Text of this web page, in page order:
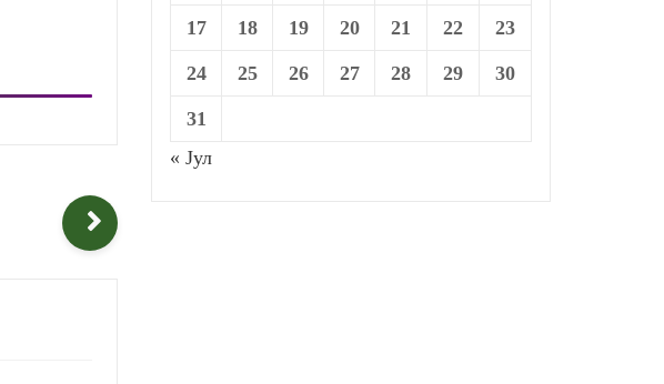
17 18 19 20 21 22 23
24 25 26 27 28 29 30
31
« Јул